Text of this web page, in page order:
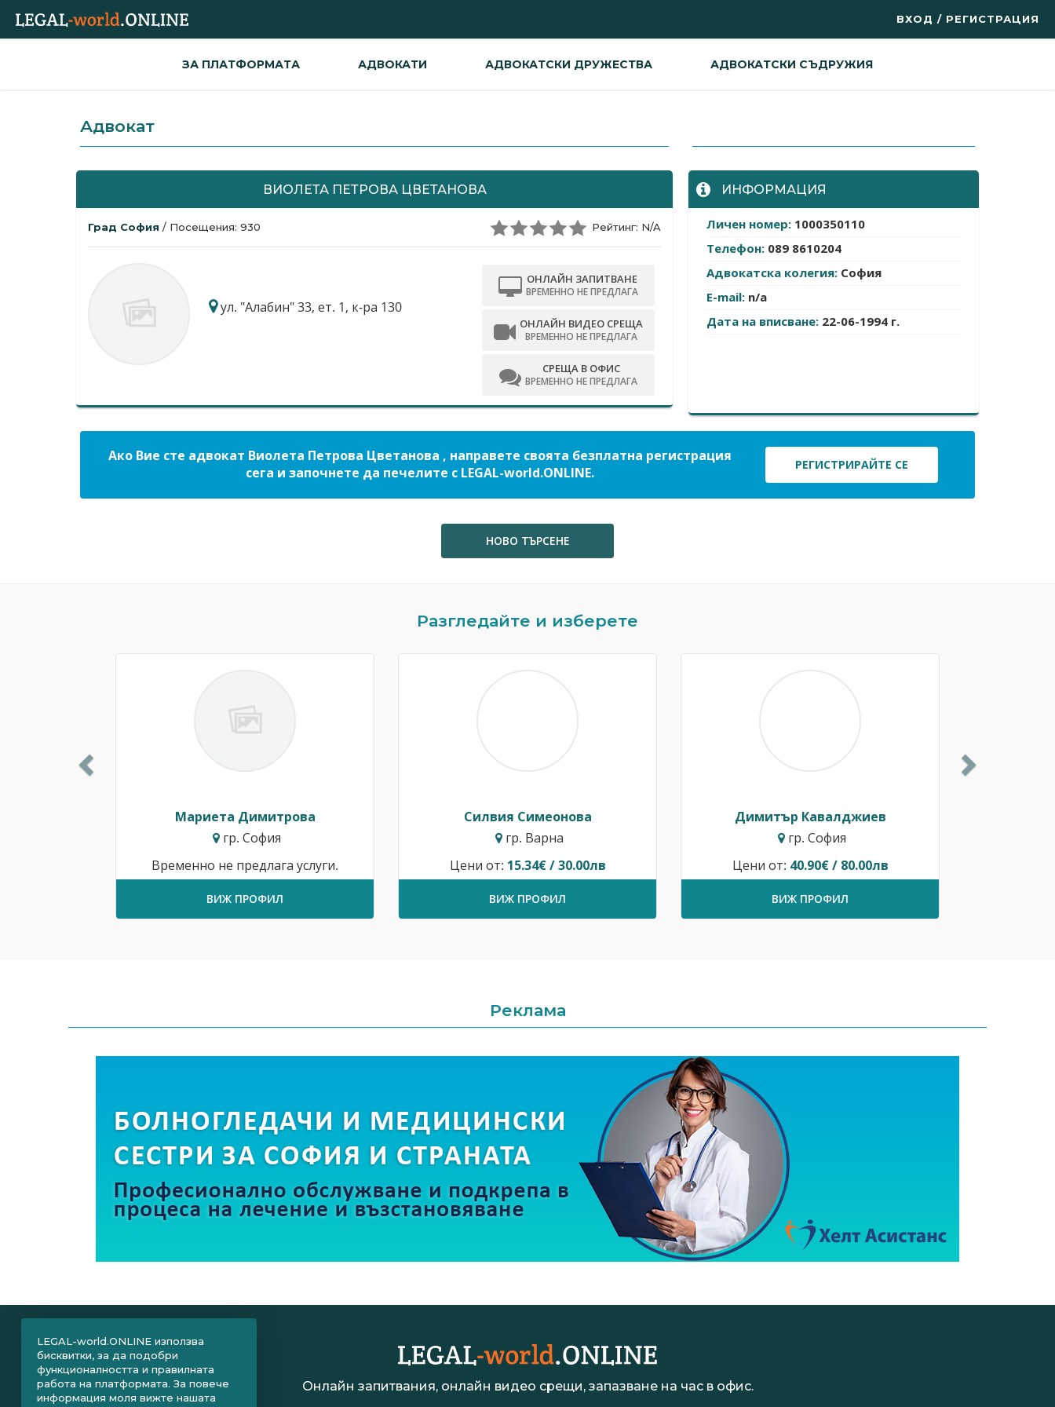
ВХОД / РЕГИСТРАЦИЯ
ЗА ПЛАТФОРМАТА АДВОКАТИ АДВОКАТСКИ ДРУЖЕСТВА АДВОКАТСКИ СЪДРУЖИЯ
Адвокат
ВИОЛЕТА ПЕТРОВА ЦВЕТАНОВА
Град София / Посещения: 930 Рейтинг: N/A
ул. "Алабин" 33, ет. 1, к-ра 130
ОНЛАЙН ЗАПИТВАНЕ
ВРЕМЕННО НЕ ПРЕДЛАГА
ОНЛАЙН ВИДЕО СРЕЩА
ВРЕМЕННО НЕ ПРЕДЛАГА
СРЕЩА В ОФИС
ВРЕМЕННО НЕ ПРЕДЛАГА
ИНФОРМАЦИЯ
Личен номер: 1000350110
Телефон: 089 8610204
Адвокатска колегия: София
E-mail: n/a
Дата на вписване: 22-06-1994 г.
Ако Вие сте адвокат Виолета Петрова Цветанова , направете своята безплатна регистрация
сега и започнете да печелите с LEGAL-world.ONLINE.
РЕГИСТРИРАЙТЕ СЕ
НОВО ТЪРСЕНЕ
Разгледайте и изберете
Мариета Димитрова
гр. София
Временно не предлага услуги.
ВИЖ ПРОФИЛ
Силвия Симеонова
гр. Варна
Цени от: 15.34€ / 30.00лв
ВИЖ ПРОФИЛ
Димитър Кавалджиев
гр. София
Цени от: 40.90€ / 80.00лв
ВИЖ ПРОФИЛ
Реклама
Онлайн запитвания, онлайн видео срещи, запазване на час в офис.
LEGAL-world.ONLINE използва
бисквитки, за да подобри
функционалността и правилната
работа на платформата. За повече
информация моля вижте нашата